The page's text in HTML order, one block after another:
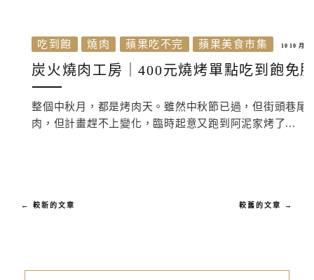
吃到飽 燒肉 蘋果吃不完 蘋果美食市集 10 10 月,
炭火燒肉工房｜400元燒烤單點吃到飽免
整個中秋月，都是烤肉天。雖然中秋節已過，但街頭巷
肉，但計畫趕不上變化，臨時起意又跑到阿泥家烤了...
較舊的文章 →
← 較新的文章